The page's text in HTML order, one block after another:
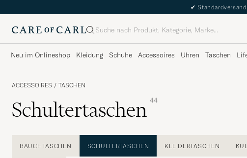
✔
Suche
Neu im Onlineshop Kleidung Schuhe Accessoires Uhren Taschen
ACCESSOIRES / TASCHEN
Schultertaschen 44
BAUCHTASCHEN SCHULTERTASCHEN KLEIDERTASCHEN